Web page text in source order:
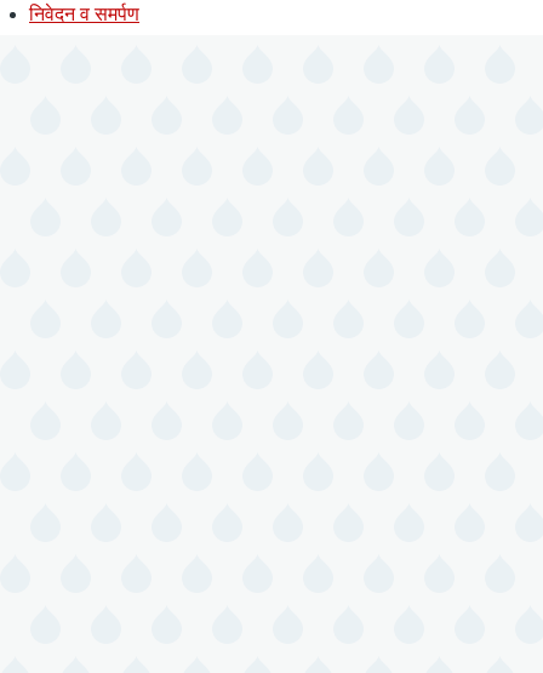
निवेदन व समर्पण